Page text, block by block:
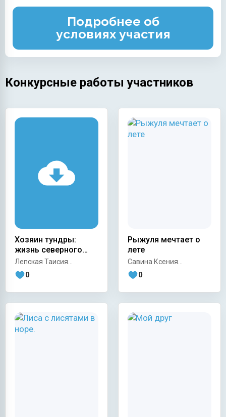
Подробнее об
условиях участия
Конкурсные работы участников
Хозяин тундры:
жизнь северного
оленя
Лепская Таисия
Антоновна
0
Рыжуля мечтает о
лете
Савина Ксения
Руслановна
0